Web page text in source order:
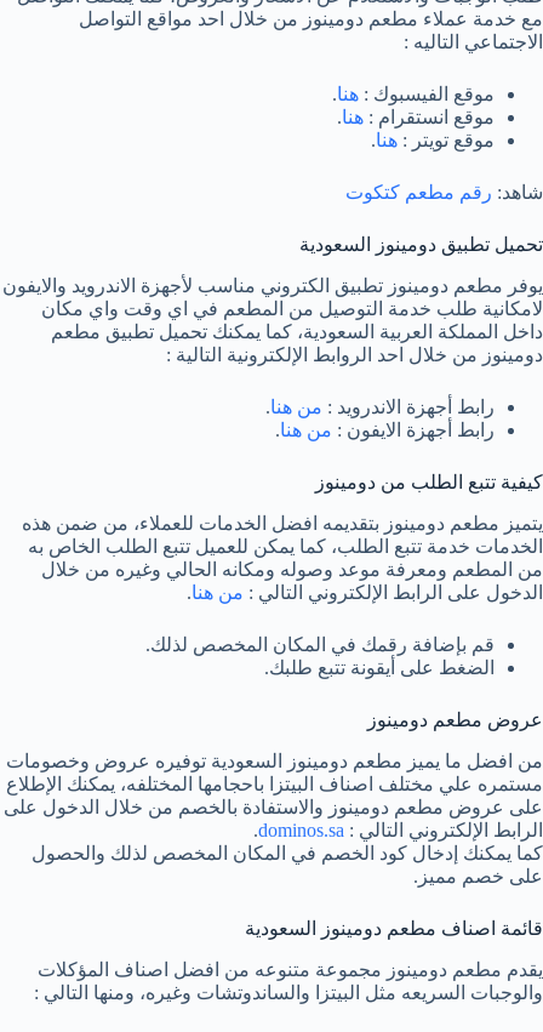
مع خدمة عملاء مطعم دومينوز من خلال احد مواقع التواصل
الاجتماعي التاليه :
موقع الفيسبوك : هنا.
موقع انستقرام : هنا.
موقع تويتر : هنا.
شاهد: رقم مطعم كتكوت
تحميل تطبيق دومينوز السعودية
يوفر مطعم دومينوز تطبيق الكتروني مناسب لأجهزة الاندرويد والايفون
لامكانية طلب خدمة التوصيل من المطعم في اي وقت واي مكان
داخل المملكة العربية السعودية، كما يمكنك تحميل تطبيق مطعم
دومينوز من خلال احد الروابط الإلكترونية التالية :
رابط أجهزة الاندرويد : من هنا.
رابط أجهزة الايفون : من هنا.
كيفية تتبع الطلب من دومينوز
يتميز مطعم دومينوز بتقديمه افضل الخدمات للعملاء، من ضمن هذه
الخدمات خدمة تتبع الطلب، كما يمكن للعميل تتبع الطلب الخاص به
من المطعم ومعرفة موعد وصوله ومكانه الحالي وغيره من خلال
الدخول على الرابط الإلكتروني التالي : من هنا.
قم بإضافة رقمك في المكان المخصص لذلك.
الضغط على أيقونة تتبع طلبك.
عروض مطعم دومينوز
من افضل ما يميز مطعم دومينوز السعودية توفيره عروض وخصومات
مستمره علي مختلف اصناف البيتزا باحجامها المختلفه، يمكنك الإطلاع
على عروض مطعم دومينوز والاستفادة بالخصم من خلال الدخول على
الرابط الإلكتروني التالي : dominos.sa
.
كما يمكنك إدخال كود الخصم في المكان المخصص لذلك والحصول
على خصم مميز.
قائمة اصناف مطعم دومينوز السعودية
يقدم مطعم دومينوز مجموعة متنوعه من افضل اصناف المؤكلات
والوجبات السريعه مثل البيتزا والساندوتشات وغيره، ومنها التالي :